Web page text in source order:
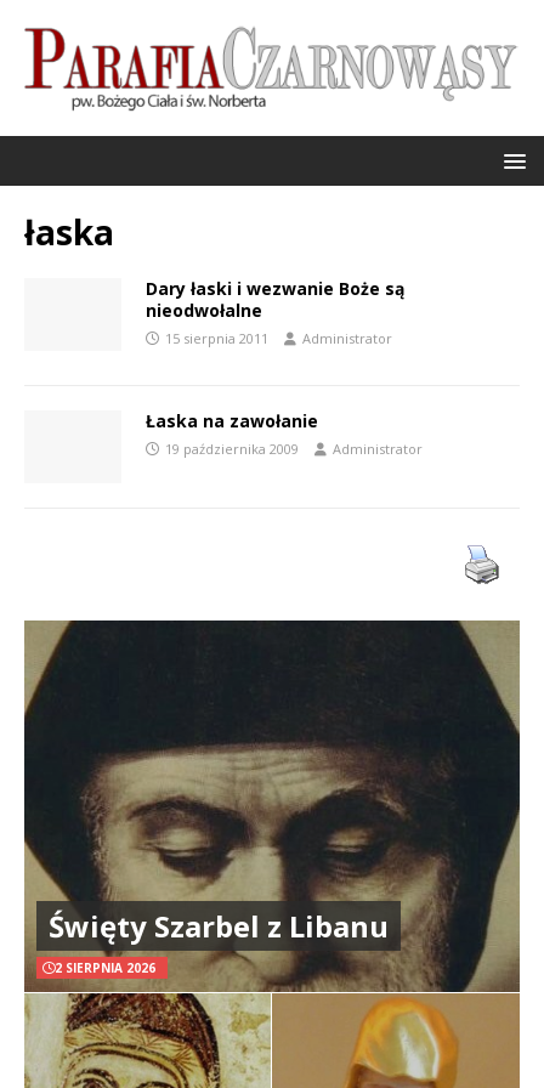
łaska
Dary łaski i wezwanie Boże są
nieodwołalne
15 sierpnia 2011 Administrator
Łaska na zawołanie
19 października 2009 Administrator
Święty Szarbel z Libanu
2 SIERPNIA 2026